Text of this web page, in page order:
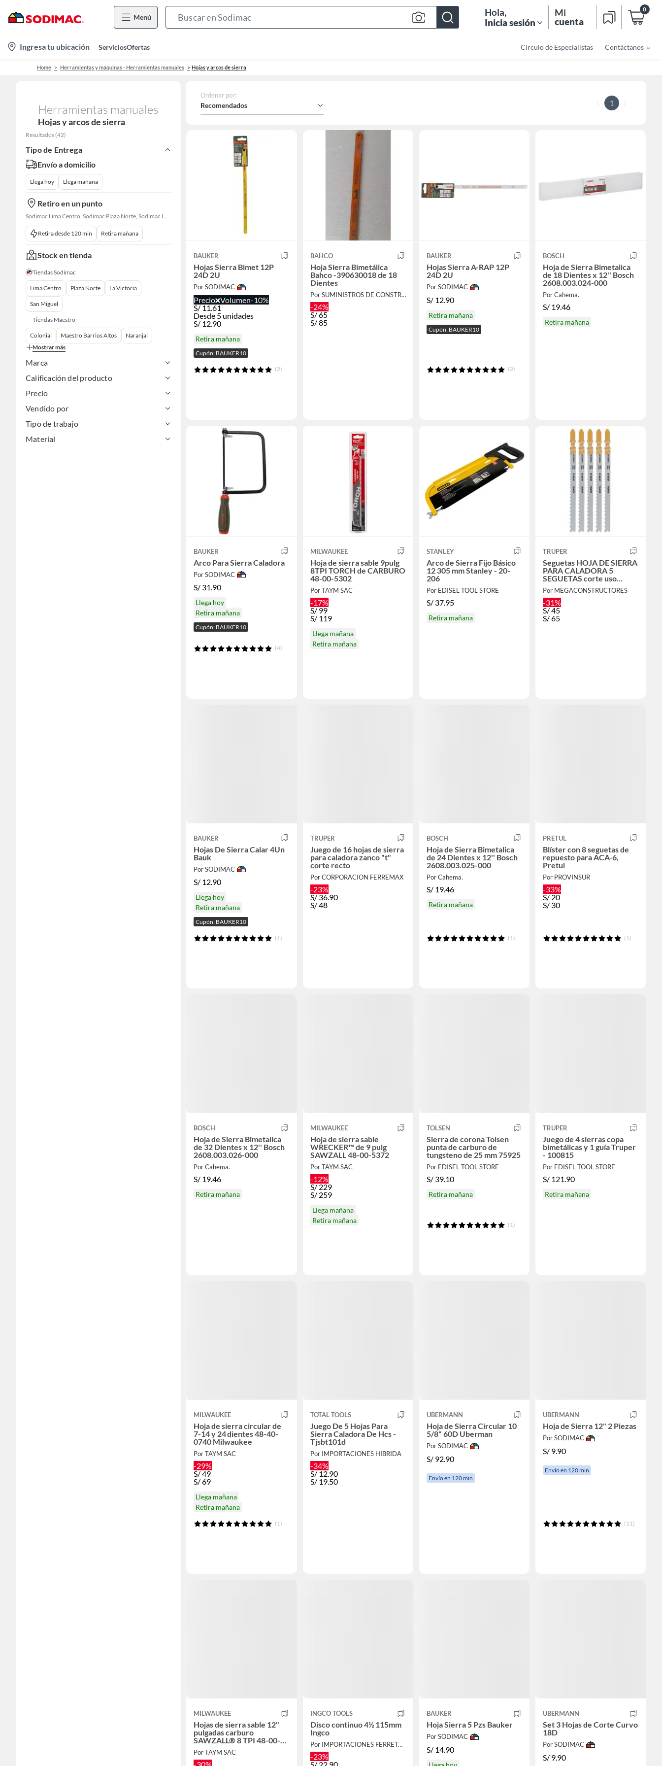
Menú
Bar
Hola,
Inicia sesión
Mi
cuenta
0
location-
icon
Ingresa tu ubicación ServiciosOfertas Círculo de Especialistas Contáctanos
Home Herramientas y máquinas - Herramientas manuales Hojas y arcos de sierra
Herramientas manuales
Hojas y arcos de sierra
Resultados (42)
Tipo de Entrega
Envío a domicilio
Llega hoy Llega mañana
Retiro en un punto
Sodimac Lima Centro, Sodimac Plaza Norte, Sodimac La Victoria, Sodimac San Miguel, Sodimac S. J. Lurigancho, Sodimac Chacarilla, Sodimac Av. La Molina, Sodimac Colonial, Maestro Barrios Altos, Sodimac Naranjal
Retira desde 120 min Retira mañana
Stock en tienda
Tiendas Sodimac
Lima Centro Plaza Norte La Victoria
San Miguel
Tiendas Maestro
Colonial Maestro Barrios Altos
Naranjal
Mostrar más
Marca
Calificación del producto
Precio
Vendido por
Tipo de trabajo
Material
Ordenar por:
Recomendados 1
BAUKER
Hojas Sierra Bimet 12P
24D 2U
Por SODIMAC
Precio Volumen-10%
S/11.61
Desde 5 unidades
S/ 12.90
Retira mañana
Cupón: BAUKER10
(2)
BAHCO
Hoja Sierra Bimetálica
Bahco -390630018 de 18
Dientes
Por SUMINISTROS DE CONSTRUCCION
-24%
S/65
S/85
BAUKER
Hojas Sierra A-RAP 12P
24D 2U
Por SODIMAC
S/ 12.90
Retira mañana
Cupón: BAUKER10
(2)
BOSCH
Hoja de Sierra Bimetalica
de 18 Dientes x 12'' Bosch
2608.003.024-000
Por Cahema.
S/ 19.46
Retira mañana
BAUKER
Arco Para Sierra Caladora
Por SODIMAC
S/ 31.90
Llega hoy
Retira mañana
Cupón: BAUKER10
(4)
MILWAUKEE
Hoja de sierra sable 9pulg
8TPI TORCH de CARBURO
48-00-5302
Por TAYM SAC
-17%
S/99
S/ 119
Llega mañana
Retira mañana
STANLEY
Arco de Sierra Fijo Básico
12 305 mm Stanley - 20-
206
Por EDISEL TOOL STORE
S/ 37.95
Retira mañana
TRUPER
Seguetas HOJA DE SIERRA
PARA CALADORA 5
SEGUETAS corte uso
general
Por MEGACONSTRUCTORES
-31%
S/45
S/65
BAUKER
Hojas De Sierra Calar 4Un
Bauk
Por SODIMAC
S/ 12.90
Llega hoy
Retira mañana
Cupón: BAUKER10
(1)
TRUPER
Juego de 16 hojas de sierra
para caladora zanco "t"
corte recto
Por CORPORACION FERREMAX
-23%
S/36.90
S/48
BOSCH
Hoja de Sierra Bimetalica
de 24 Dientes x 12'' Bosch
2608.003.025-000
Por Cahema.
S/ 19.46
Retira mañana
(1)
PRETUL
Blíster con 8 seguetas de
repuesto para ACA-6,
Pretul
Por PROVINSUR
-33%
S/20
S/ 30
(1)
BOSCH
Hoja de Sierra Bimetalica
de 32 Dientes x 12'' Bosch
2608.003.026-000
Por Cahema.
S/ 19.46
Retira mañana
MILWAUKEE
Hoja de sierra sable
WRECKER™ de 9 pulg
SAWZALL 48-00-5372
Por TAYM SAC
-12%
S/229
S/ 259
Llega mañana
Retira mañana
TOLSEN
Sierra de corona Tolsen
punta de carburo de
tungsteno de 25 mm 75925
Por EDISEL TOOL STORE
S/ 39.10
Retira mañana
(1)
TRUPER
Juego de 4 sierras copa
bimetálicas y 1 guía Truper
- 100815
Por EDISEL TOOL STORE
S/ 121.90
Retira mañana
MILWAUKEE
Hoja de sierra circular de
7-14 y 24 dientes 48-40-
0740 Milwaukee
Por TAYM SAC
-29%
S/49
S/69
Llega mañana
Retira mañana
(1)
TOTAL TOOLS
Juego De 5 Hojas Para
Sierra Caladora De Hcs -
Tjsbt101d
Por IMPORTACIONES HIBRIDA
-34%
S/12.90
S/ 19.50
UBERMANN
Hoja de Sierra Circular 10
5/8" 60D Uberman
Por SODIMAC
S/ 92.90
Envío en 120 min
UBERMANN
Hoja de Sierra 12" 2 Piezas
Por SODIMAC
S/ 9.90
Envío en 120 min
(11)
MILWAUKEE
Hojas de sierra sable 12"
pulgadas carburo
SAWZALL® 8 TPI 48-00-
5303
Por TAYM SAC
INGCO TOOLS
Disco continuo 4½ 115mm
Ingco
Por IMPORTACIONES FERRETOOLS
-23%
BAUKER
Hoja Sierra 5 Pzs Bauker
Por SODIMAC
S/ 14.90
UBERMANN
Set 3 Hojas de Corte Curvo
18D
Por SODIMAC
S/ 9.90